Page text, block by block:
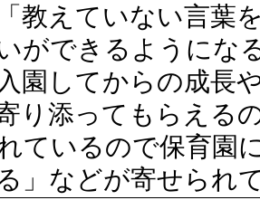
教えていない言葉
ができるようにな
園してからの成長
り添ってもらえる
ているので保育園
」などが寄せられ